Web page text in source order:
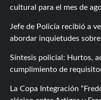
cultural para el mes de
Jefe de Policía recibió a
abordar inquietudes
Síntesis policial: Hurtos,
cumplimiento de
La Copa Integración